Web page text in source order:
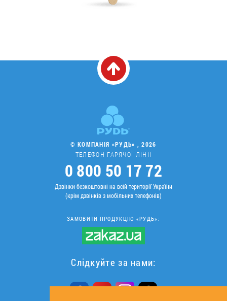
© КОМПАНІЯ «РУДЬ» , 2026
ТЕЛЕФОН ГАРЯЧОЇ ЛІНІЇ
0 800 50 17 72
Дзвінки безкоштовні на всій території України
(крім дзвінків з мобільних телефонів)
ЗАМОВИТИ ПРОДУКЦІЮ «РУДЬ»:
Слідкуйте за нами: